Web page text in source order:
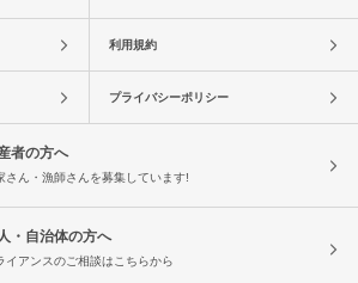
利用規約
プライバシーポリシー
者の方へ
さん・漁師さんを募集しています!
・自治体の方へ
イアンスのご相談はこちらから